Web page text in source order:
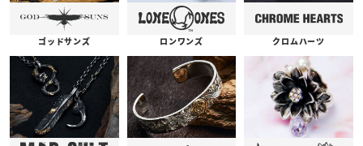
ゴッドサンズ ロンワンズ クロムハーツ